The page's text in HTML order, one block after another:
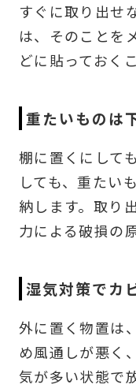
すぐに取り出せ
は、そのことを
どに貼っておく
重たいものは
棚に置くにして
しても、重たい
納します。取り
力による破損の
湿気対策でカ
外に置く物置は
め風通しが悪く
気が多い状態で